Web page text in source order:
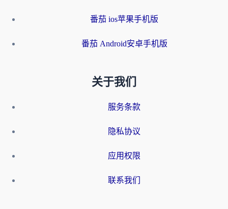
番茄 ios苹果手机版
番茄 Android安卓手机版
关于我们
服务条款
隐私协议
应用权限
联系我们